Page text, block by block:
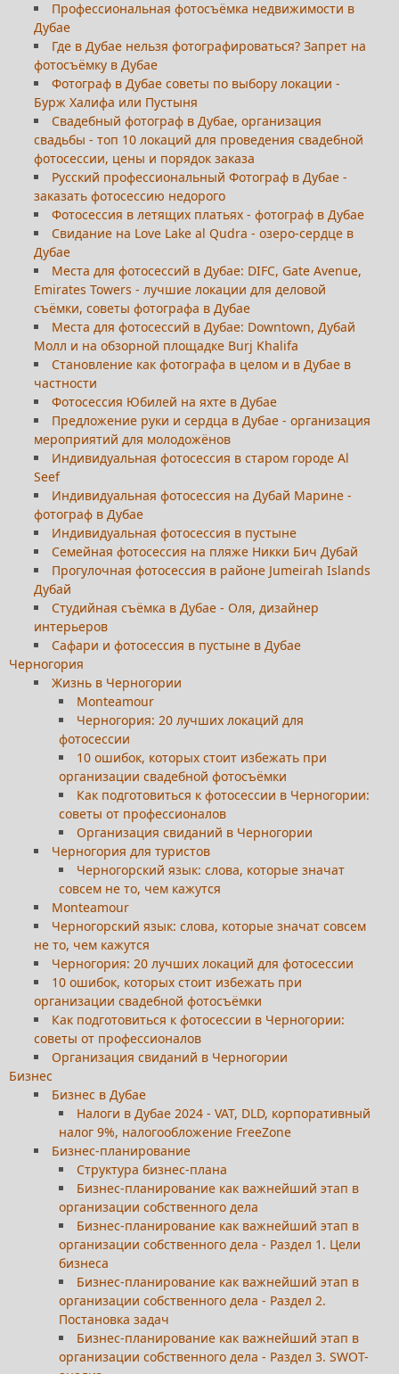
Профессиональная фотосъёмка недвижимости в
Дубае
Где в Дубае нельзя фотографироваться? Запрет на
фотосъёмку в Дубае
Фотограф в Дубае советы по выбору локации -
Бурж Халифа или Пустыня
Свадебный фотограф в Дубае, организация
свадьбы - топ 10 локаций для проведения свадебной
фотосессии, цены и порядок заказа
Русский профессиональный Фотограф в Дубае -
заказать фотосессию недорого
Фотосессия в летящих платьях - фотограф в Дубае
Свидание на Love Lake al Qudra - озеро-сердце в
Дубае
Места для фотосессий в Дубае: DIFC, Gate Avenue,
Emirates Towers - лучшие локации для деловой
съёмки, советы фотографа в Дубае
Места для фотосессий в Дубае: Downtown, Дубай
Молл и на обзорной площадке Burj Khalifa
Становление как фотографа в целом и в Дубае в
частности
Фотосессия Юбилей на яхте в Дубае
Предложение руки и сердца в Дубае - организация
мероприятий для молодожёнов
Индивидуальная фотосессия в старом городе Al
Seef
Индивидуальная фотосессия на Дубай Марине -
фотограф в Дубае
Индивидуальная фотосессия в пустыне
Семейная фотосессия на пляже Никки Бич Дубай
Прогулочная фотосессия в районе Jumeirah Islands
Дубай
Студийная съёмка в Дубае - Оля, дизайнер
интерьеров
Сафари и фотосессия в пустыне в Дубае
Черногория
Жизнь в Черногории
Monteamour
Черногория: 20 лучших локаций для
фотосессии
10 ошибок, которых стоит избежать при
организации свадебной фотосъёмки
Как подготовиться к фотосессии в Черногории:
советы от профессионалов
Организация свиданий в Черногории
Черногория для туристов
Черногорский язык: слова, которые значат
совсем не то, чем кажутся
Monteamour
Черногорский язык: слова, которые значат совсем
не то, чем кажутся
Черногория: 20 лучших локаций для фотосессии
10 ошибок, которых стоит избежать при
организации свадебной фотосъёмки
Как подготовиться к фотосессии в Черногории:
советы от профессионалов
Организация свиданий в Черногории
Бизнес
Бизнес в Дубае
Налоги в Дубае 2024 - VAT, DLD, корпоративный
налог 9%, налогообложение FreeZone
Бизнес-планирование
Структура бизнес-плана
Бизнес-планирование как важнейший этап в
организации собственного дела
Бизнес-планирование как важнейший этап в
организации собственного дела - Раздел 1. Цели
бизнеса
Бизнес-планирование как важнейший этап в
организации собственного дела - Раздел 2.
Постановка задач
Бизнес-планирование как важнейший этап в
организации собственного дела - Раздел 3. SWOT-